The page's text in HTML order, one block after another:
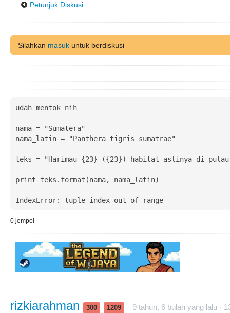
Petunjuk Diskusi
Silahkan masuk untuk berdiskusi
udah mentok nih
nama = "Sumatera"
nama_latin = "Panthera tigris sumatrae"
teks = "Harimau {23} ({23}) habitat aslinya di
print teks.format(nama, nama_latin)
IndexError: tuple index out of range
0 jempol
rizkiarahman 300 1209 · 9 tahun, 6 bulan yang lalu ·